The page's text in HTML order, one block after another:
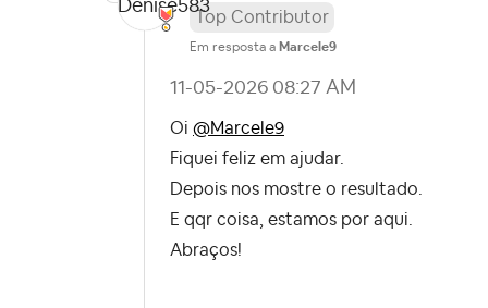
Top Contributor
Em resposta a Marcele9
‎11-05-2026 08:27 AM
Oi @Marcele9
Fiquei feliz em ajudar.
Depois nos mostre o resultado.
E qqr coisa, estamos por aqui.
Abraços!